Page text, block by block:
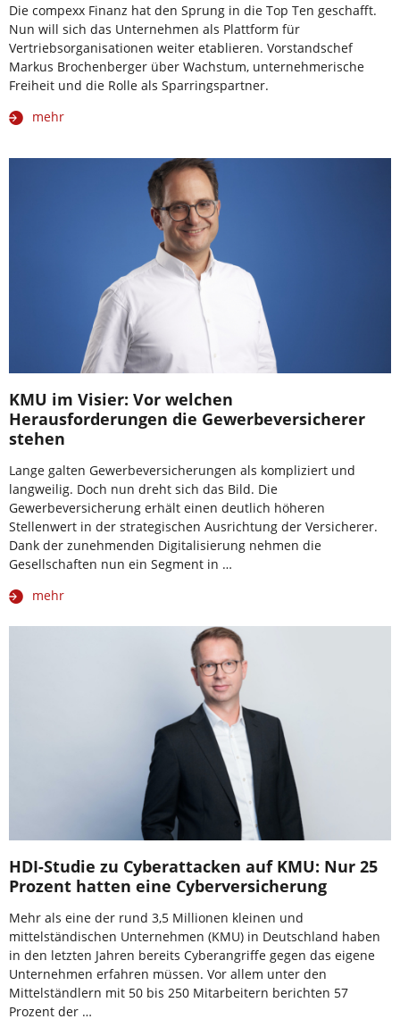
Die compexx Finanz hat den Sprung in die Top Ten geschafft.
Nun will sich das Unternehmen als Plattform für
Vertriebsorganisationen weiter etablieren. Vorstandschef
Markus Brochenberger über Wachstum, unternehmerische
Freiheit und die Rolle als Sparringspartner.
mehr
KMU im Visier: Vor welchen
Herausforderungen die Gewerbeversicherer
stehen
Lange galten Gewerbeversicherungen als kompliziert und
langweilig. Doch nun dreht sich das Bild. Die
Gewerbeversicherung erhält einen deutlich höheren
Stellenwert in der strategischen Ausrichtung der Versicherer.
Dank der zunehmenden Digitalisierung nehmen die
Gesellschaften nun ein Segment in …
mehr
HDI-Studie zu Cyberattacken auf KMU: Nur 25
Prozent hatten eine Cyberversicherung
Mehr als eine der rund 3,5 Millionen kleinen und
mittelständischen Unternehmen (KMU) in Deutschland haben
in den letzten Jahren bereits Cyberangriffe gegen das eigene
Unternehmen erfahren müssen. Vor allem unter den
Mittelständlern mit 50 bis 250 Mitarbeitern berichten 57
Prozent der …